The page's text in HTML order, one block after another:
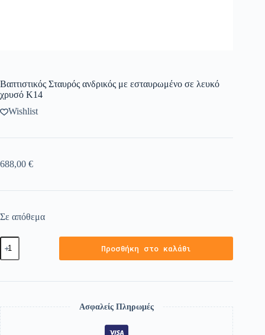
Βαπτιστικός Σταυρός ανδρικός με εσταυρωμένο σε λευκό
χρυσό K14
Wishlist
688,00 €
Σε απόθεμα
Προσθήκη στο καλάθι
Ασφαλείς Πληρωμές